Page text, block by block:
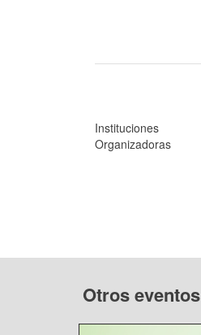
Instituciones
Organizadoras
Otros eventos